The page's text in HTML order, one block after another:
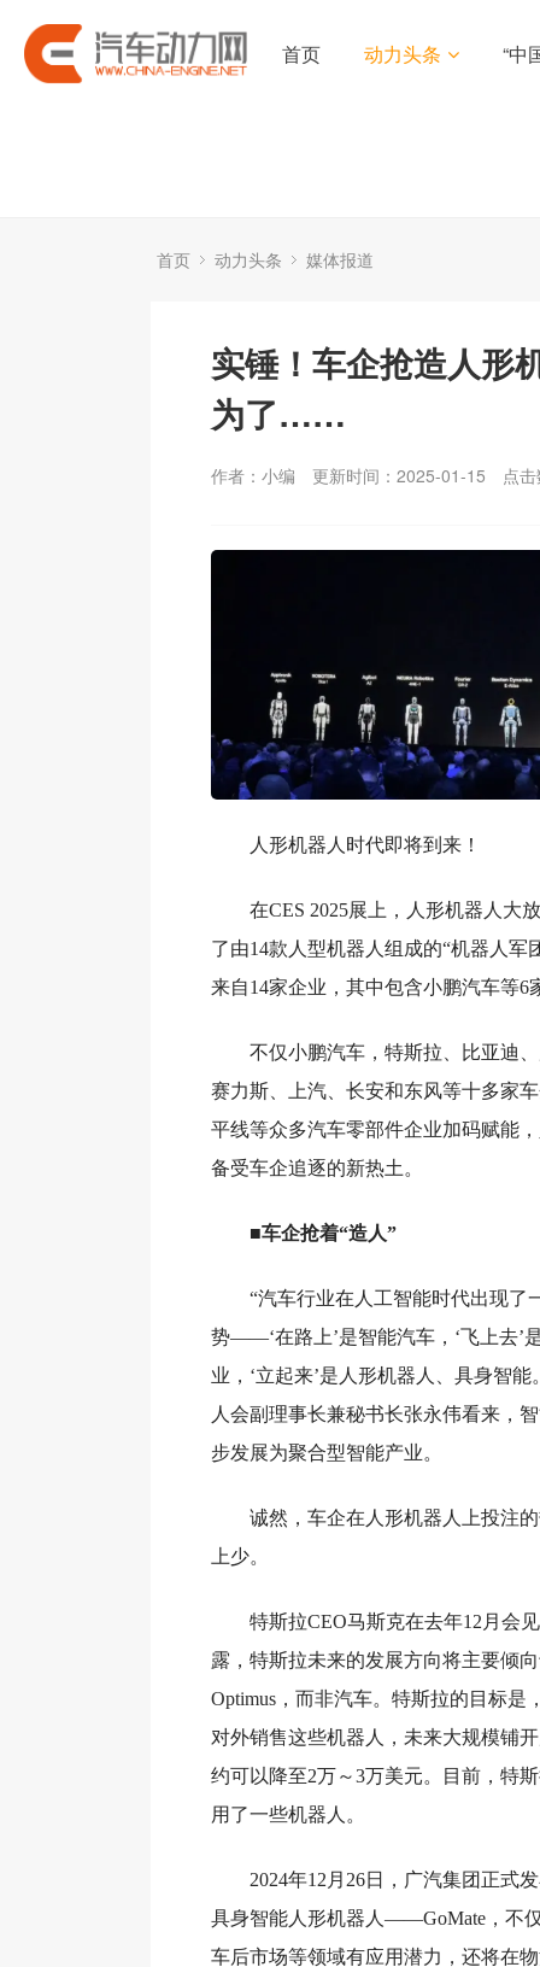
首页 动力头条 “中
首页 动力头条 媒体报道
实锤！车企抢造人形
为了……
作者：小编 更新时间：2025-01-15 点
人形机器人时代即将到来！
在CES 2025展上，人形机器人大
了由14款人型机器人组成的“机器人军
来自14家企业，其中包含小鹏汽车等6
不仅小鹏汽车，特斯拉、比亚迪
赛力斯、上汽、长安和东风等十多家
平线等众多汽车零部件企业加码赋能
备受车企追逐的新热土。
■车企抢着“造人”
“汽车行业在人工智能时代出现了
势——‘在路上’是智能汽车，‘飞上去’
业，‘立起来’是人形机器人、具身智
人会副理事长兼秘书长张永伟看来，
步发展为聚合型智能产业。
诚然，车企在人形机器人上投注
上少。
特斯拉CEO马斯克在去年12月会
露，特斯拉未来的发展方向将主要倾
Optimus，而非汽车。特斯拉的目标是
对外销售这些机器人，未来大规模铺
约可以降至2万～3万美元。目前，特
用了一些机器人。
2024年12月26日，广汽集团正式
具身智能人形机器人——GoMate，不
车后市场等领域有应用潜力，还将在